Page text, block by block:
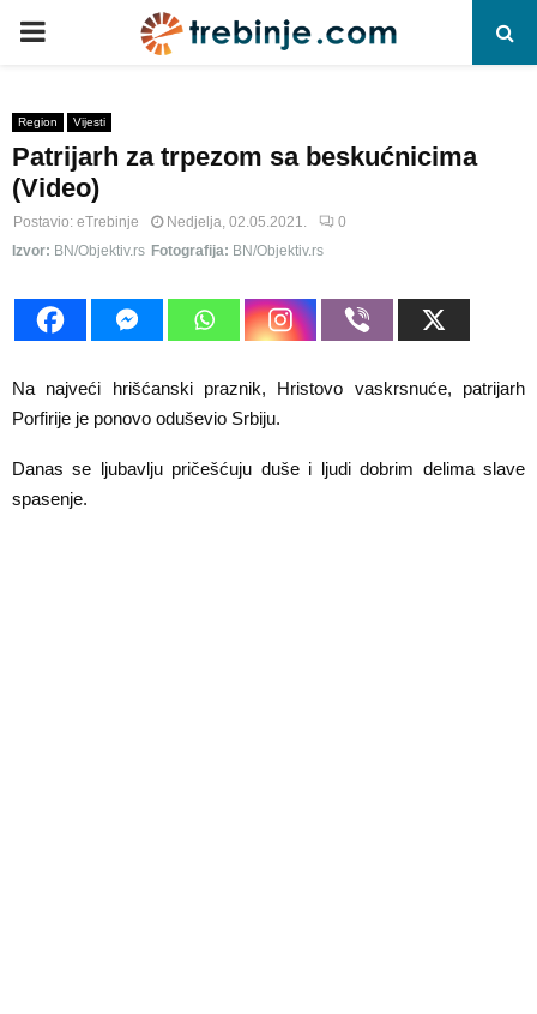
P
I
M
A
Y
M
Region Vijesti
Patrijarh za trpezom sa beskućnicima
(Video)
Postavio: eTrebinje Nedjelja, 02.05.2021.
0
Izvor: BN/Objektiv.rs Fotografija: BN/Objektiv.rs
Na najveći hrišćanski praznik, Hristovo vaskrsnuće, patrijarh
Porfirije je ponovo oduševio Srbiju.
Danas se ljubavlju pričešćuju duše i ljudi dobrim delima slave
spasenje.